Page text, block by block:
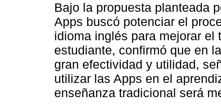
Bajo la propuesta planteada
Apps buscó potenciar el
idioma inglés para mejorar
estudiante, confirmó que en
gran efectividad y utilidad,
utilizar las Apps en el
enseñanza tradicional será